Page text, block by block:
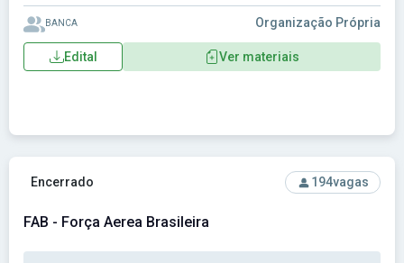
BANCA Organização Própria
Edital Ver materiais
Ver concurso: FAB - Força Aerea Brasileira
Encerrado 194vagas
FAB - Força Aerea Brasileira